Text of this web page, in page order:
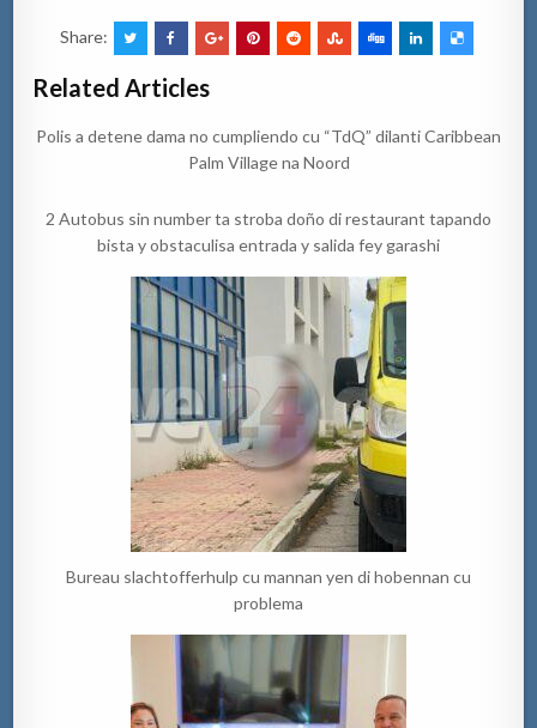
Share:
Related Articles
Polis a detene dama no cumpliendo cu “TdQ” dilanti Caribbean
Palm Village na Noord
2 Autobus sin number ta stroba doño di restaurant tapando
bista y obstaculisa entrada y salida fey garashi
Bureau slachtofferhulp cu mannan yen di hobennan cu
problema